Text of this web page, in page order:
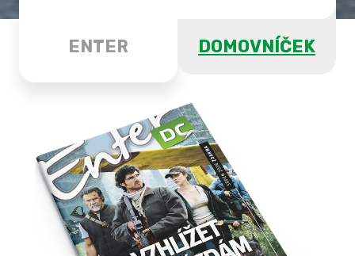
ENTER DOMOVNÍČEK